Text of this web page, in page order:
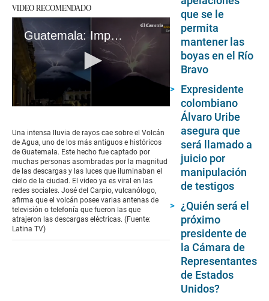
VIDEO RECOMENDADO
Guatemala: Impresionantes rayos caen sobre volcán
of
1
minute,
37
seconds
Una intensa lluvia de rayos cae sobre el Volcán
de Agua, uno de los más antiguos e históricos
de Guatemala. Este hecho fue captado por
muchas personas asombradas por la magnitud
de las descargas y las luces que iluminaban el
cielo de la ciudad. El video ya es viral en las
redes sociales. José del Carpio, vulcanólogo,
afirma que el volcán posee varias antenas de
televisión o telefonía que fueron las que
atrajeron las descargas eléctricas. (Fuente:
Latina TV)
que se le
permita
mantener las
boyas en el Río
Bravo
Expresidente
colombiano
Álvaro Uribe
asegura que
será llamado a
juicio por
manipulación
de testigos
¿Quién será el
próximo
presidente de
la Cámara de
Representantes
de Estados
Unidos?